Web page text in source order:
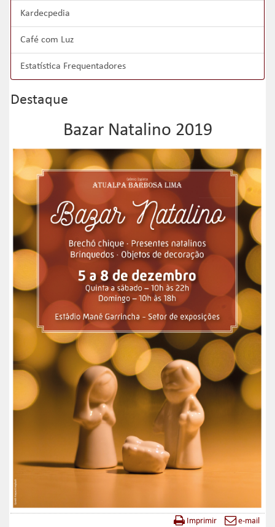
Kardecpedia
Café com Luz
Estatística Frequentadores
Destaque
Bazar Natalino 2019
Imprimir e-mail